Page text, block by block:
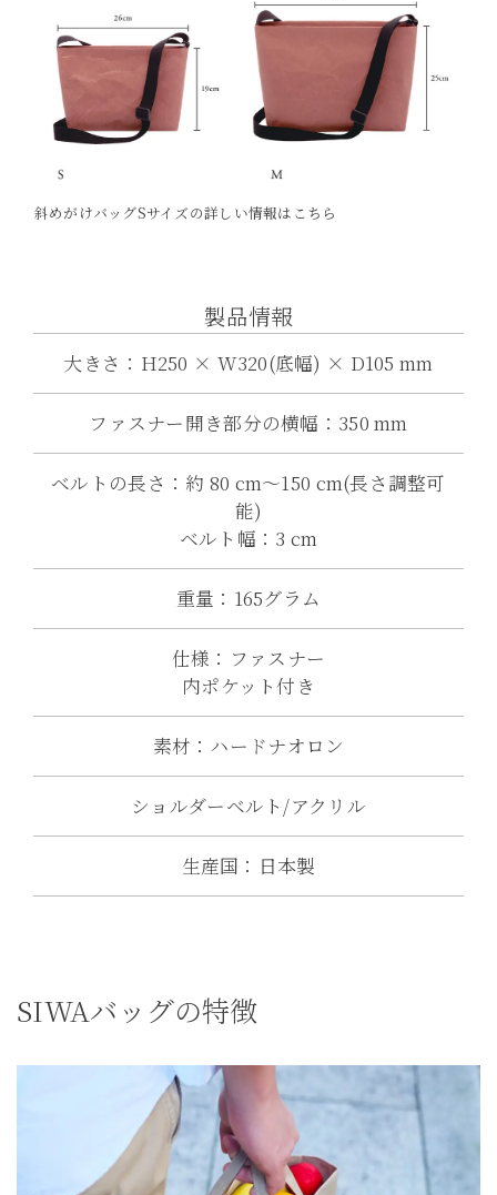
斜めがけバッグSサイズの詳しい情報はこちら
製品情報
大きさ：H250 × W320(底幅) × D105 mm
ファスナー開き部分の横幅：350 mm
ベルトの長さ：約 80 cm〜150 cm(長さ調整可
能)
ベルト幅：3 cm
重量：165グラム
仕様：ファスナー
内ポケット付き
素材：ハードナオロン
ショルダーベルト/アクリル
生産国：日本製
SIWAバッグの特徴